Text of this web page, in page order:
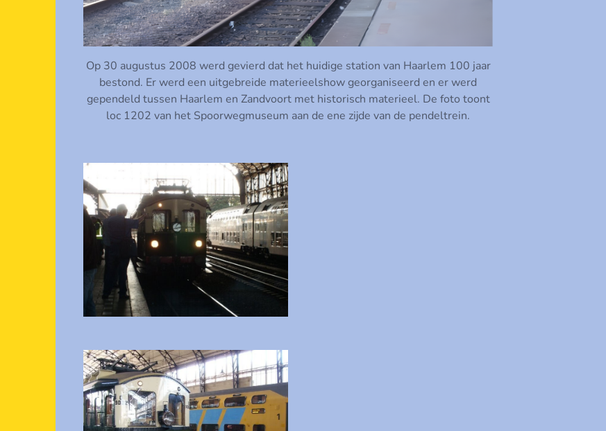
Op 30 augustus 2008 werd gevierd dat het huidige station van Haarlem 100 jaar
bestond. Er werd een uitgebreide materieelshow georganiseerd en er werd
gependeld tussen Haarlem en Zandvoort met historisch materieel. De foto toont
loc 1202 van het Spoorwegmuseum aan de ene zijde van de pendeltrein.